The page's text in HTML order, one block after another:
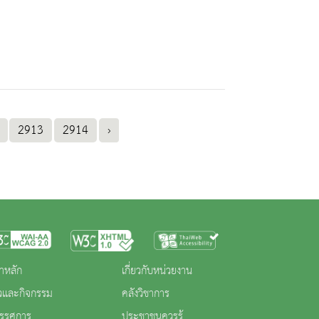
2913 2914 ›
หลัก
ละกิจกรรม
เกี่ยวกับหน่วยงาน
คลังวิชาการ